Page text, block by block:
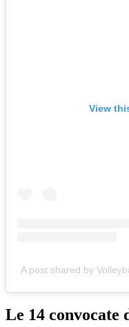
View
A post shared by
Le 14 convocate